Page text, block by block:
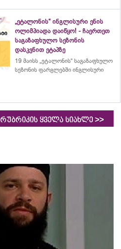
„ეტალონის“ ინგლისური ენის
ოლიმპიადა დაიწყო! - ჩაერთეთ
საგაზაფხულო სეზონის
დასკვნით ეტაპზე
19 მაისს „ეტალონის“ საგაზაფხულო
სეზონის ფარგლებში ინგლისური
რუბრიკის ყველა სიახლე >>